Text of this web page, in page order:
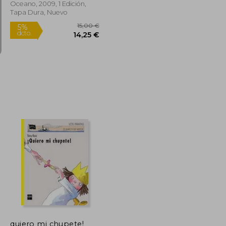
10,00 €
9,50 €
Oceano, 2009, 1 Edición,
Tapa Dura, Nuevo
dcto.
quiero mi chupete!